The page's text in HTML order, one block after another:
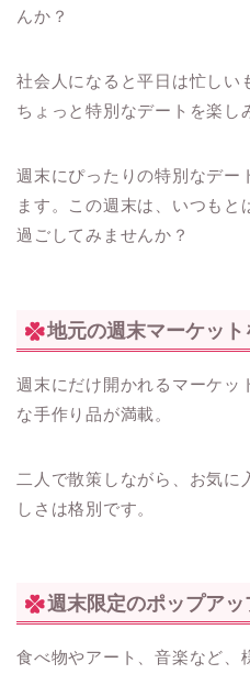
んか？
社会人になると平日は忙しい
ちょっと特別なデートを楽し
週末にぴったりの特別なデー
ます。この週末は、いつもと
過ごしてみませんか？
地元の週末マーケット
週末にだけ開かれるマーケッ
な手作り品が満載。
二人で散策しながら、お気に
しさは格別です。
週末限定のポップアッ
食べ物やアート、音楽など、